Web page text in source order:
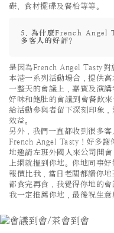
碟、食材擺碟及餐枱等等。
5. 為什麼French Angel
多客人的好評?
是因為French Angel Tasty對
本港一系列活動場合，提供
一整天的會議上，嘉賓及演講
好味和飽肚的會議到會餐飲
給活動參與者留下深刻印象
效益。
另外，我們一直都收到很多
French Angel Tasty！好多謝
地邀請左班外國人來公司開
上網就搵到你地。你地同事
報價比我，當日老闆都讚你
都食完再食，我覺得你地的
我一定推薦你地，最後祝生